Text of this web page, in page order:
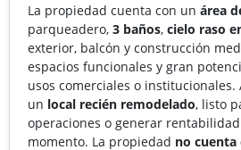
La propiedad cuenta con un área
parqueadero, 3 baños, cielo raso
exterior, balcón y construcción
espacios funcionales y gran
usos comerciales o institucionales.
un local recién remodelado, listo
operaciones o generar
momento. La propiedad no cuenta